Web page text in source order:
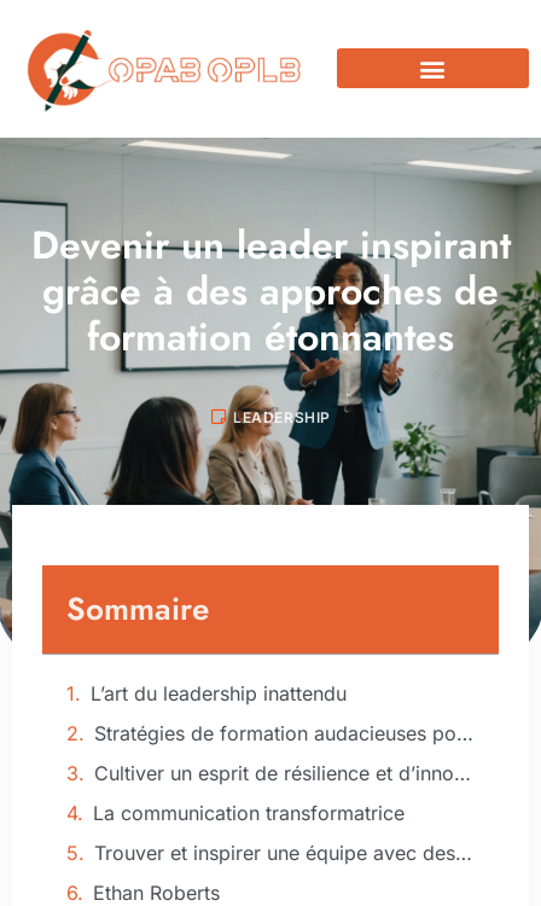
Devenir un leader inspirant
grâce à des approches de
formation étonnantes
LEADERSHIP
Sommaire
L’art du leadership inattendu
Stratégies de formation audacieuses pour le développement personnel
Cultiver un esprit de résilience et d’innovation
La communication transformatrice
Trouver et inspirer une équipe avec des perspectives nouvelles
Ethan Roberts